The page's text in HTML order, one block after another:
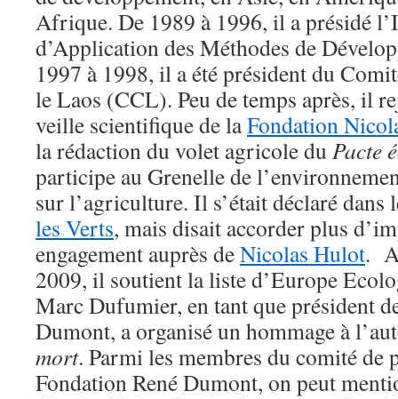
Afrique. De 1989 à 1996, il a présidé
d’Application des Méthodes de
1997 à 1998, il a été président du
le Laos (CCL). Peu de temps après, il
veille scientifique de laFondation
la rédaction du volet agricole du Pacte
participe au Grenelle de
sur l’agriculture. Il s’était déclaré dans
les Verts, mais disait accorder plus
engagement auprès deNicolas Hulot.
2009, il soutient la liste d’Europe
Marc Dufumier, en tant que président
Dumont, a organisé un hommage à
mort. Parmi les membres du comité de
Fondation René Dumont, on peut